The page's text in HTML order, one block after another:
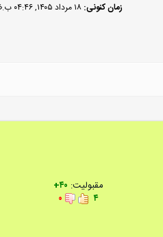
زمان کنونی: ۱۸ مرداد ۱۴۰۵, ۰۴:۴۶ ب.ظ
مقبولیت: ۴۰+
۴
۰